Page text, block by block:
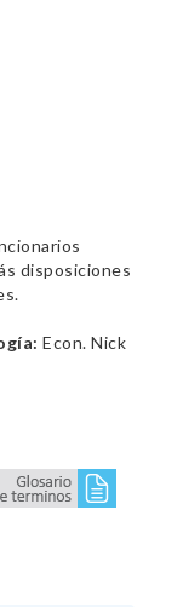
disposiciones
Econ. Nick